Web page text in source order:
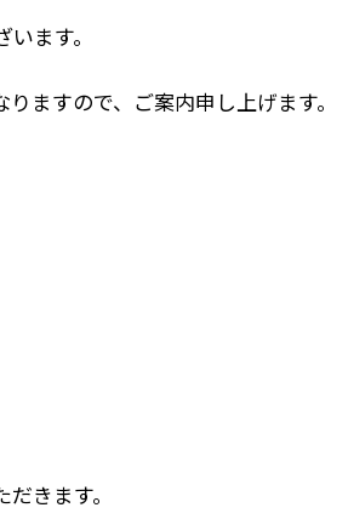
ます。
ますので、ご案内申し上げます。
きます。